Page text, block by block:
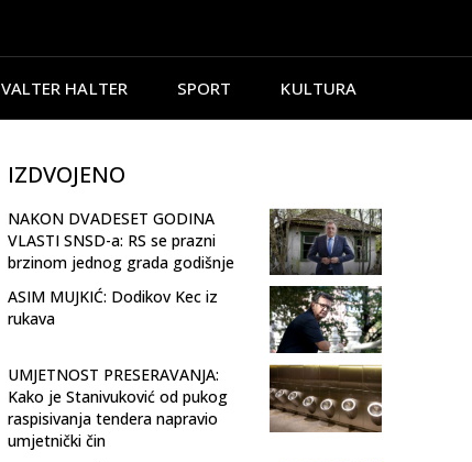
VALTER HALTER SPORT KULTURA
IZDVOJENO
NAKON DVADESET GODINA
VLASTI SNSD-a: RS se prazni
brzinom jednog grada godišnje
ASIM MUJKIĆ: Dodikov Kec iz
rukava
UMJETNOST PRESERAVANJA:
Kako je Stanivuković od pukog
raspisivanja tendera napravio
umjetnički čin